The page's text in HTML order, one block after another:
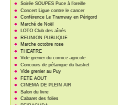
Soirée SOUPES Puce à l’oreille
Concert Ligue contre le cancer
Conférence Le Tramway en Périgord
Marché de Noël
LOTO Club des aînés
REUNION PUBLIQUE
Marche octobre rose
THEATRE
Vide grenier du comice agricole
Concours de pétanque du basket
Vide grenier au Puy
FETE AOUT
CINEMA DE PLEIN AIR
Salon du livre
Cabaret des folies